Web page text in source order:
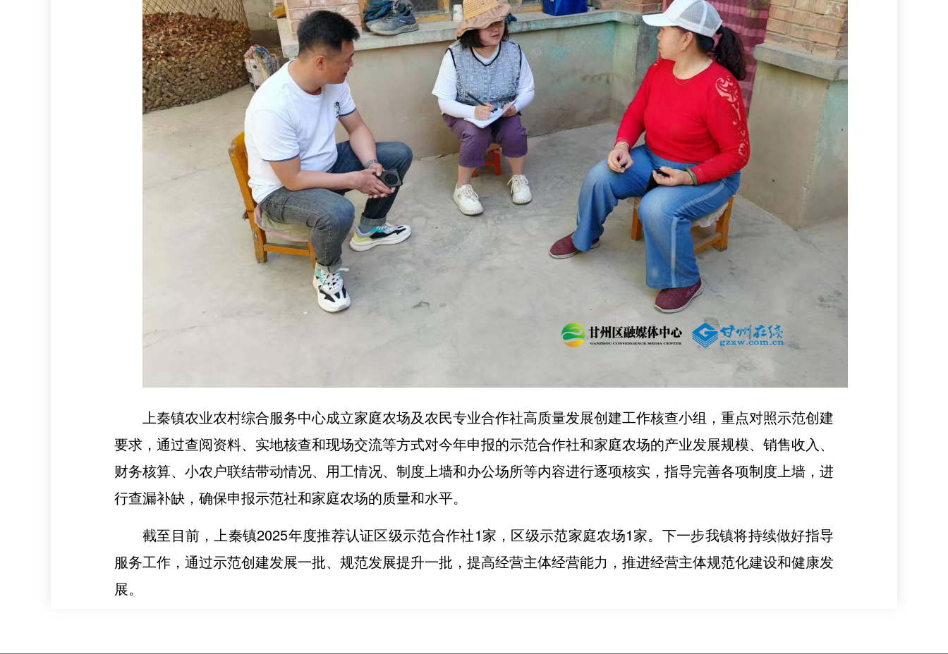
上秦镇农业农村综合服务中心成立家庭农场及农民专业合作社高质量发展创建工作核查小组，重点对照示范创建
要求，通过查阅资料、实地核查和现场交流等方式对今年申报的示范合作社和家庭农场的产业发展规模、销售收入、
财务核算、小农户联结带动情况、用工情况、制度上墙和办公场所等内容进行逐项核实，指导完善各项制度上墙，进
行查漏补缺，确保申报示范社和家庭农场的质量和水平。
截至目前，上秦镇2025年度推荐认证区级示范合作社1家，区级示范家庭农场1家。下一步我镇将持续做好指导
服务工作，通过示范创建发展一批、规范发展提升一批，提高经营主体经营能力，推进经营主体规范化建设和健康发
展。